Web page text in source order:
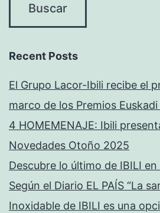
Recent Posts
El Grupo Lacor-Ibili recibe el
marco de los Premios
4 HOMEMENAJE: Ibili
Novedades Otoño 2025
Descubre lo último de IBILI
Según el Diario EL PAÍS “La
Inoxidable de IBILI es una